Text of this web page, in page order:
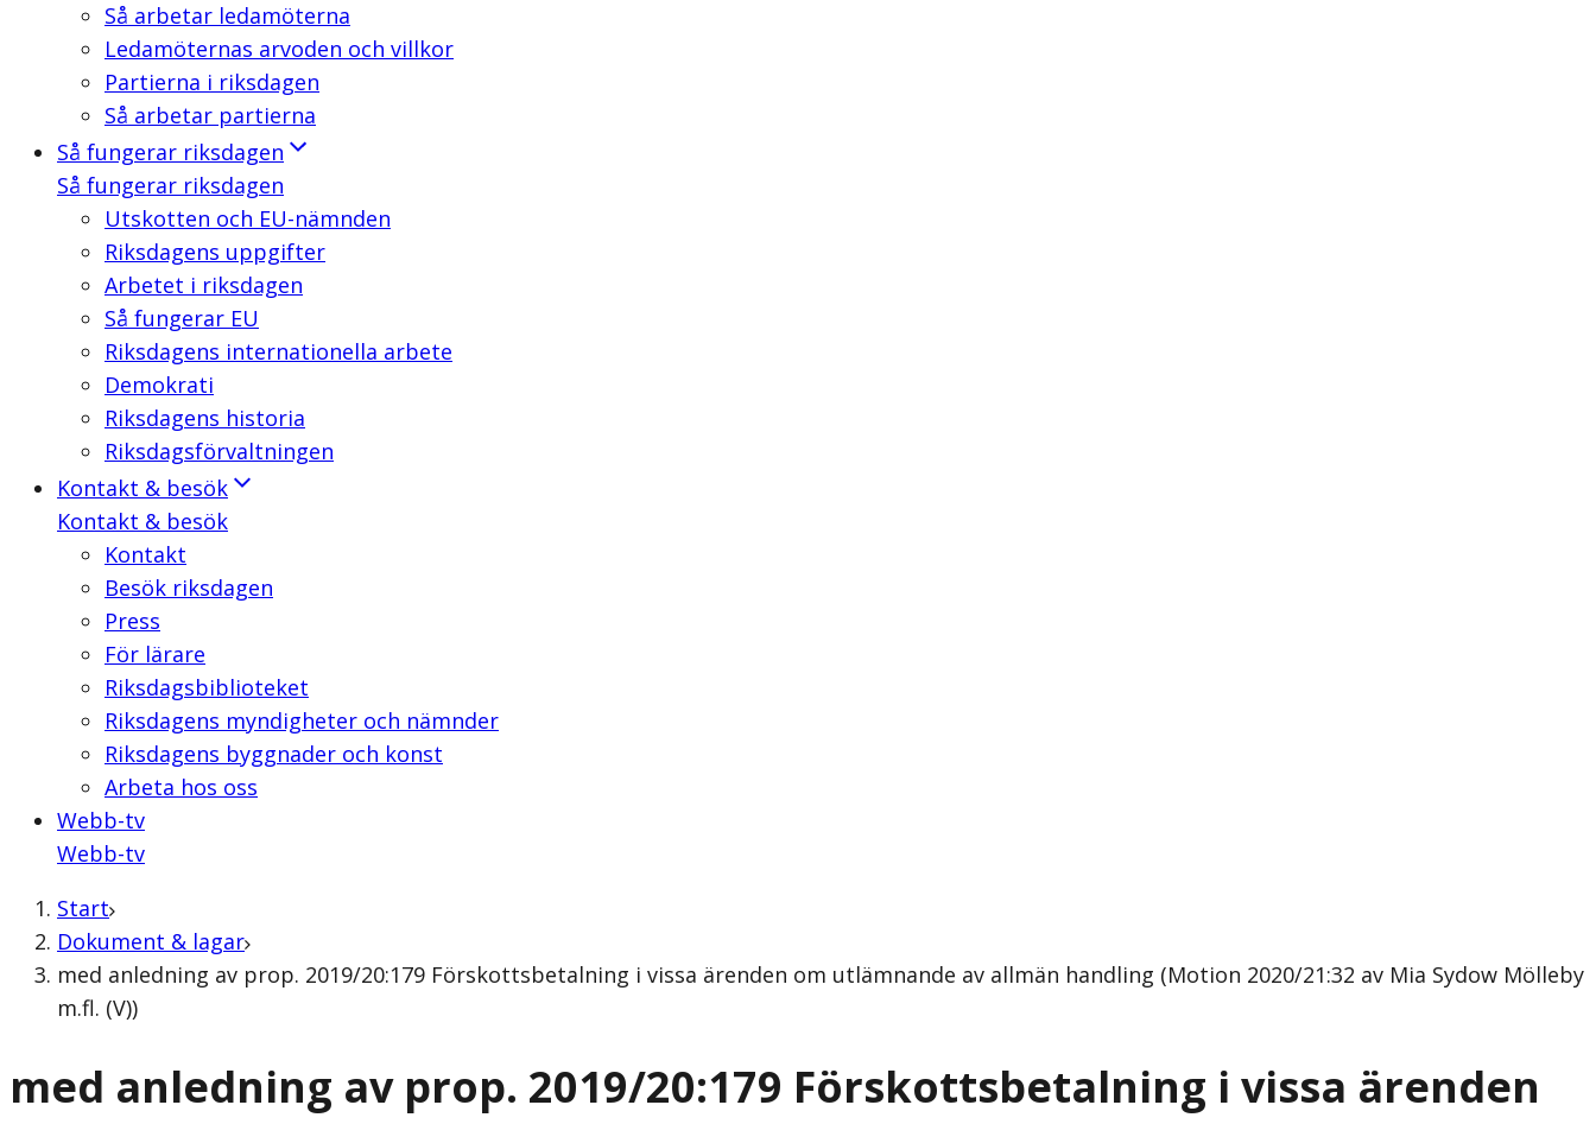
Så arbetar ledamöterna
Ledamöternas arvoden och villkor
Partierna i riksdagen
Så arbetar partierna
Så fungerar riksdagen
Så fungerar riksdagen
Utskotten och EU-nämnden
Riksdagens uppgifter
Arbetet i riksdagen
Så fungerar EU
Riksdagens internationella arbete
Demokrati
Riksdagens historia
Riksdagsförvaltningen
Kontakt & besök
Kontakt & besök
Kontakt
Besök riksdagen
Press
För lärare
Riksdagsbiblioteket
Riksdagens myndigheter och nämnder
Riksdagens byggnader och konst
Arbeta hos oss
Webb-tv
Webb-tv
Start
Dokument & lagar
med anledning av prop. 2019/20:179 Förskottsbetalning i vissa ärenden om utlämnande av allmän handling (Motion 2020/21:32 av Mia Sydow Mölleby
m.fl. (V))
med anledning av prop. 2019/20:179 Förskottsbetalning i vissa ärenden